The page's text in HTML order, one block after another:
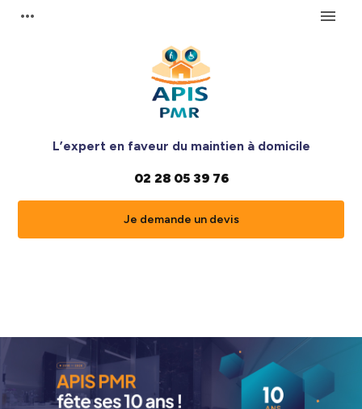
more_horiz menu
L’expert en faveur du maintien à domicile
02 28 05 39 76
Je demande un devis